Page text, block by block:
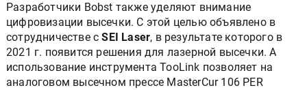
Разработчики Bobst также уделяют внимание
цифровизации высечки. С этой целью объявлено в
сотрудничестве сSEI Laser, в результате которого в
2021 г. появится решения для лазерной высечки. А
использование инструмента TooLink позволяет на
аналоговом высечном прессе MasterCur 106 PER